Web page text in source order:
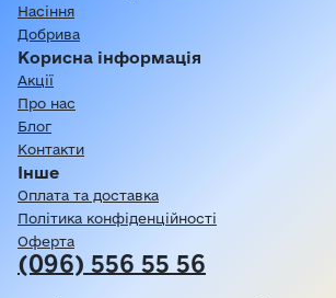
Насіння
Добрива
Корисна інформація
Акції
Про нас
Блог
Контакти
Інше
Оплата та доставка
Політика конфіденційності
Оферта
(096) 556 55 56